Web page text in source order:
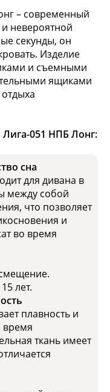
– современный
невероятной
секунды, он
Изделие
и съемными
ящиками
Лига-051 НПБ Лонг:
сна
для дивана в
между собой
что позволяет
и
во время
лет.
плавность и
время
ткань имеет